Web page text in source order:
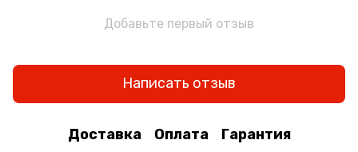
Добавьте первый отзыв
Написать отзыв
Доставка Оплата Гарантия